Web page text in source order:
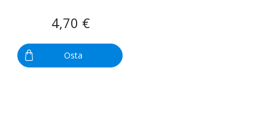
4,70 €
Osta